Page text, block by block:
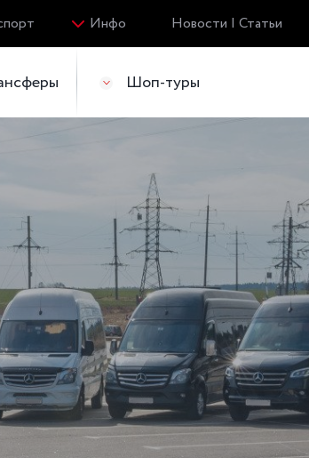
Инфо Новости | Статьи
Шоп-туры